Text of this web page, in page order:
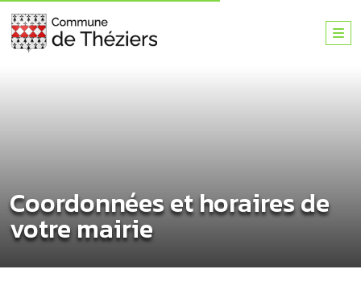
Coordonnées et horaires de
votre mairie